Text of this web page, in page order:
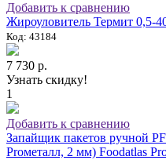
Добавить к сравнению
Жироуловитель Термит 0,5-
Код: 43184
7 730 р.
Узнать скидку!
1
Добавить к сравнению
Запайщик пакетов ручной
Proметалл, 2 мм) Foodatlas